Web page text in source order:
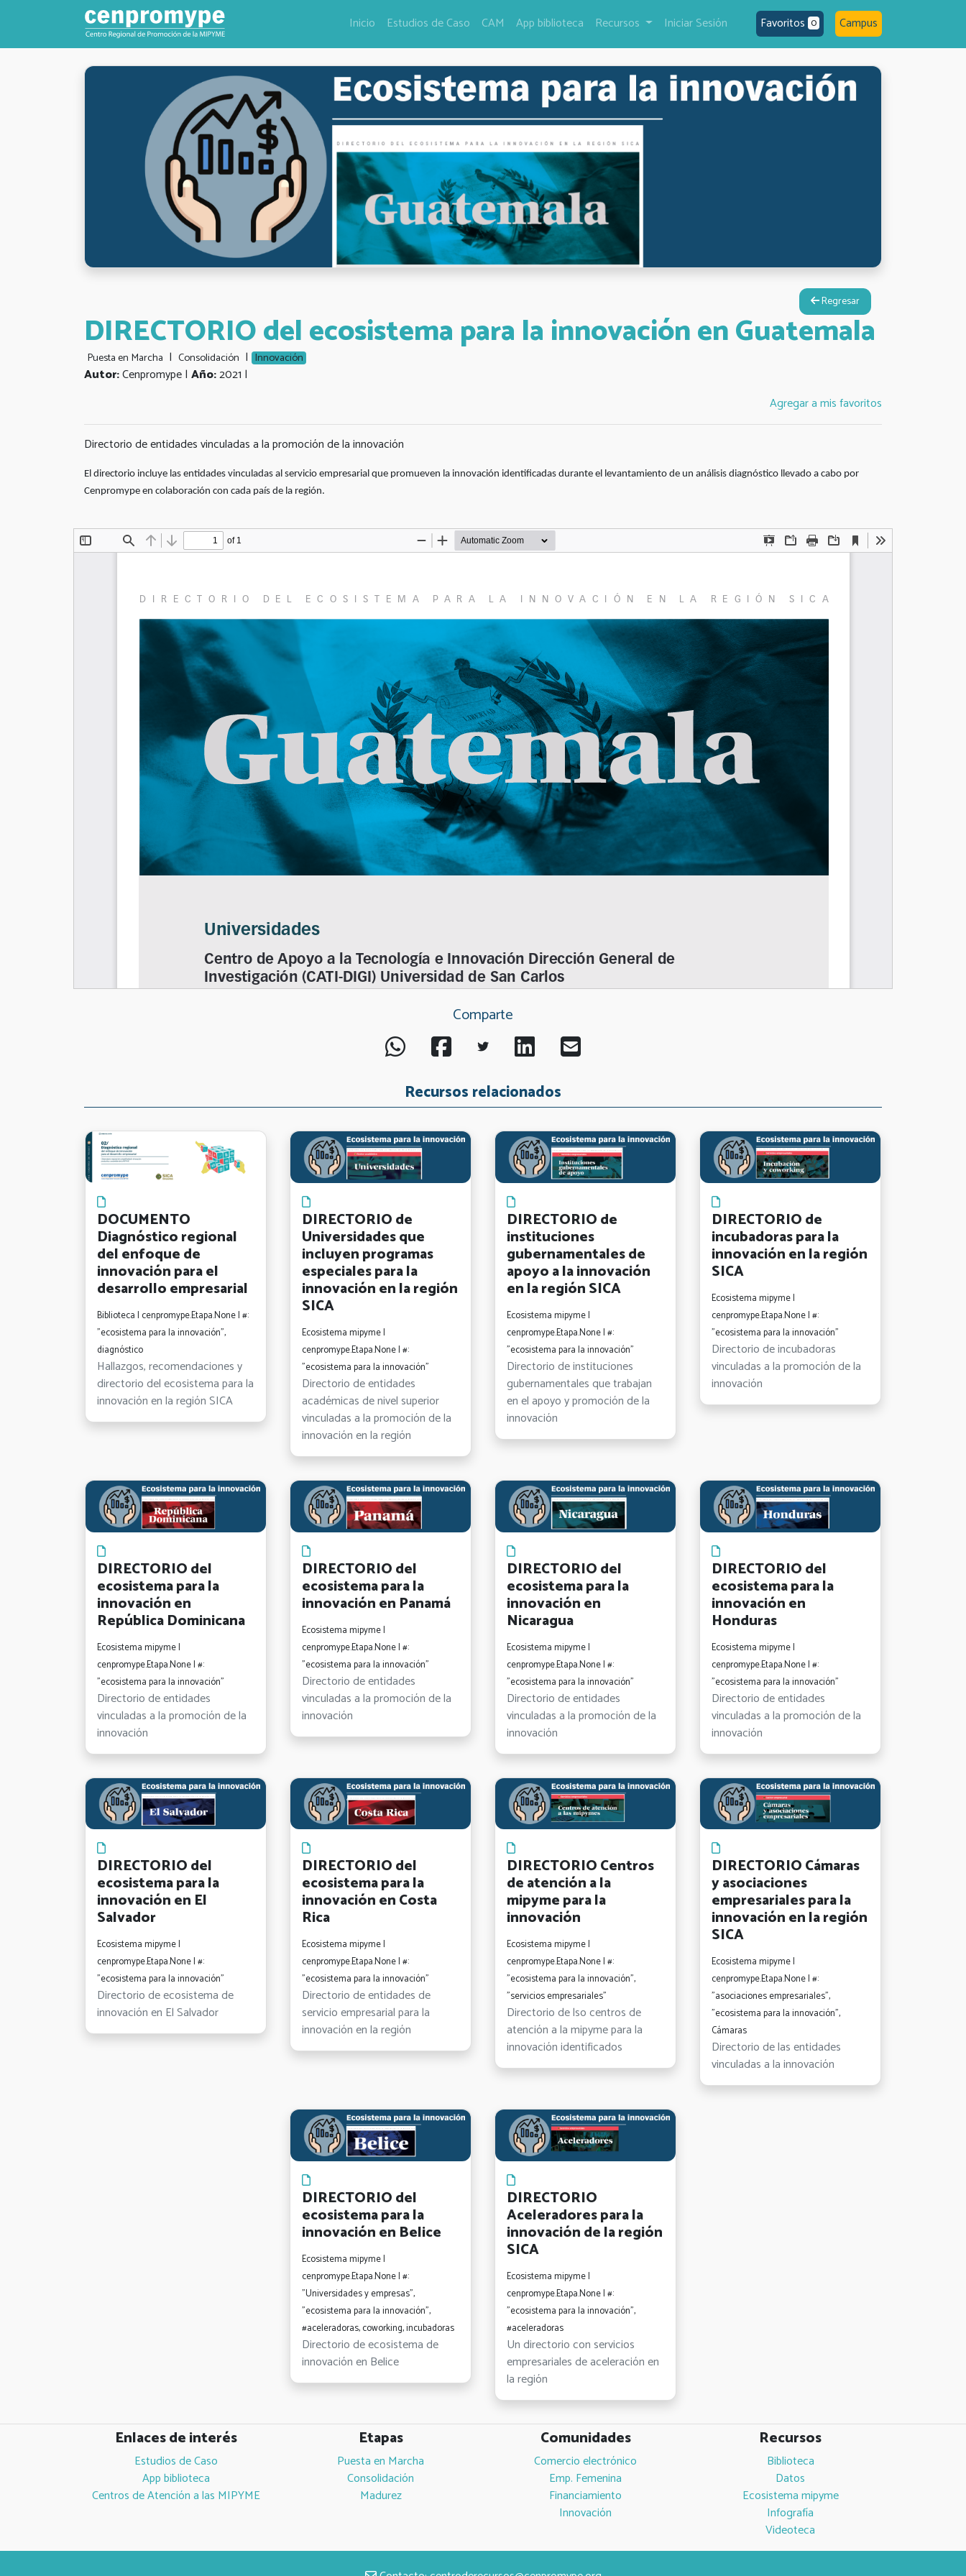
Inicio Estudios de Caso CAM App biblioteca Recursos Iniciar Sesión Favoritos 0 Campus
Regresar
DIRECTORIO del ecosistema para la innovación en Guatemala
Puesta en Marcha | Consolidación | Innovación
Autor:Cenpromype | Año:2021 |
Agregar a mis favoritos
Directorio de entidades vinculadas a la promoción de la innovación
El directorio incluye las entidades vinculadas al servicio empresarial que promueven la innovación identificadas durante el levantamiento de un análisis diagnóstico llevado a cabo por
Cenpromype en colaboración con cada país de la región.
Comparte
Recursos relacionados
DOCUMENTO
Diagnóstico regional
del enfoque de
innovación para el
desarrollo empresarial
Biblioteca | cenpromype.Etapa.None | #:
"ecosistema para la innovación",
diagnóstico
Hallazgos, recomendaciones y
directorio del ecosistema para la
innovación en la región SICA
DIRECTORIO de
Universidades que
incluyen programas
especiales para la
innovación en la región
SICA
Ecosistema mipyme |
cenpromype.Etapa.None | #:
"ecosistema para la innovación"
Directorio de entidades
académicas de nivel superior
vinculadas a la promoción de la
innovación en la región
DIRECTORIO de
instituciones
gubernamentales de
apoyo a la innovación
en la región SICA
Ecosistema mipyme |
cenpromype.Etapa.None | #:
"ecosistema para la innovación"
Directorio de instituciones
gubernamentales que trabajan
en el apoyo y promoción de la
innovación
DIRECTORIO de
incubadoras para la
innovación en la región
SICA
Ecosistema mipyme |
cenpromype.Etapa.None | #:
"ecosistema para la innovación"
Directorio de incubadoras
vinculadas a la promoción de la
innovación
DIRECTORIO del
ecosistema para la
innovación en
República Dominicana
Ecosistema mipyme |
cenpromype.Etapa.None | #:
"ecosistema para la innovación"
Directorio de entidades
vinculadas a la promoción de la
innovación
DIRECTORIO del
ecosistema para la
innovación en Panamá
Ecosistema mipyme |
cenpromype.Etapa.None | #:
"ecosistema para la innovación"
Directorio de entidades
vinculadas a la promoción de la
innovación
DIRECTORIO del
ecosistema para la
innovación en
Nicaragua
Ecosistema mipyme |
cenpromype.Etapa.None | #:
"ecosistema para la innovación"
Directorio de entidades
vinculadas a la promoción de la
innovación
DIRECTORIO del
ecosistema para la
innovación en
Honduras
Ecosistema mipyme |
cenpromype.Etapa.None | #:
"ecosistema para la innovación"
Directorio de entidades
vinculadas a la promoción de la
innovación
DIRECTORIO del
ecosistema para la
innovación en El
Salvador
Ecosistema mipyme |
cenpromype.Etapa.None | #:
"ecosistema para la innovación"
Directorio de ecosistema de
innovación en El Salvador
DIRECTORIO del
ecosistema para la
innovación en Costa
Rica
Ecosistema mipyme |
cenpromype.Etapa.None | #:
"ecosistema para la innovación"
Directorio de entidades de
servicio empresarial para la
innovación en la región
DIRECTORIO Centros
de atención a la
mipyme para la
innovación
Ecosistema mipyme |
cenpromype.Etapa.None | #:
"ecosistema para la innovación",
"servicios empresariales"
Directorio de lso centros de
atención a la mipyme para la
innovación identificados
DIRECTORIO Cámaras
y asociaciones
empresariales para la
innovación en la región
SICA
Ecosistema mipyme |
cenpromype.Etapa.None | #:
"asociaciones empresariales",
"ecosistema para la innovación",
Cámaras
Directorio de las entidades
vinculadas a la innovación
DIRECTORIO del
ecosistema para la
innovación en Belice
Ecosistema mipyme |
cenpromype.Etapa.None | #:
"Universidades y empresas",
"ecosistema para la innovación",
#aceleradoras, coworking, incubadoras
Directorio de ecosistema de
innovación en Belice
DIRECTORIO
Aceleradores para la
innovación de la región
SICA
Ecosistema mipyme |
cenpromype.Etapa.None | #:
"ecosistema para la innovación",
#aceleradoras
Un directorio con servicios
empresariales de aceleración en
la región
Enlaces de interés
Estudios de Caso
App biblioteca
Centros de Atención a las MIPYME
Etapas
Puesta en Marcha
Consolidación
Madurez
Comunidades
Comercio electrónico
Emp. Femenina
Financiamiento
Innovación
Recursos
Biblioteca
Datos
Ecosistema mipyme
Infografía
Videoteca